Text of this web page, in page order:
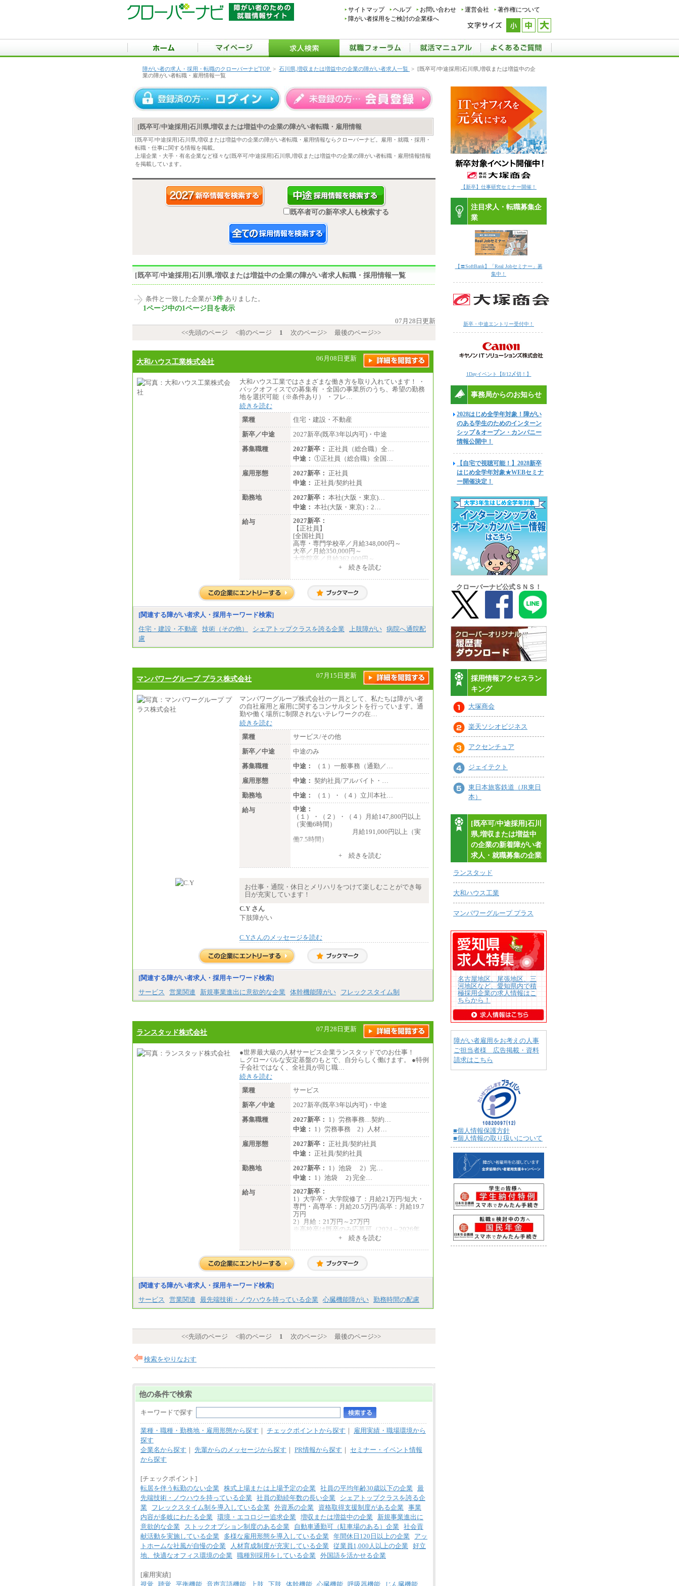
サイトマップ ヘルプ お問い合わせ 運営会社
著作権について
障がい者採用をご検討の企業様へ
障がい者の求人・採用・転職のクローバーナビTOP > 石川県,増収または増益中の企業の障がい者求人一覧 > [既卒可/中途採用]石川県,増収または増益中の企
業の障がい者転職・雇用情報一覧
[既卒可/中途採用]石川県,増収または増益中の企業の障がい者転職・雇用情報
[既卒可/中途採用]石川県,増収または増益中の企業の障がい者転職・雇用情報ならクローバーナビ。雇用・就職・採用・
転職・仕事に関する情報を掲載。
上場企業・大手・有名企業など様々な[既卒可/中途採用]石川県,増収または増益中の企業の障がい者転職・雇用情報情報
を掲載しています。
既卒者可の新卒求人も検索する
[既卒可/中途採用]石川県,増収または増益中の企業の障がい者求人転職・採用情報一覧
条件と一致した企業が 3件 ありました。
1ページ中の1ページ目を表示
07月28日更新
<<先頭のページ
<前のページ 1 次のページ> 最後のページ>>
大和ハウス工業株式会社 06月08日更新
大和ハウス工業ではさまざまな働き方を取り入れています！ ・
バックオフィスでの募集有 ・全国の事業所のうち、希望の勤務
地を選択可能（※条件あり） ・フレ…
続きを読む
業種
住宅・建設・不動産
新卒／中途
2027新卒(既卒3年以内可)・中途
募集職種
2027新卒： 正社員（総合職）全…
中途： ①正社員（総合職）全国…
雇用形態
2027新卒： 正社員
中途： 正社員/契約社員
勤務地
2027新卒： 本社(大阪・東京)…
中途： 本社(大阪・東京)：2…
給与
2027新卒：
【正社員】
[全国社員]
高専・専門学校卒／月給348,000円～
大卒／月給350,000円～
大学院卒／月給362,000円～
[地域社員]月給295,000円～
【正社員】
[全国社員]月給348,000円～
[地域社員]月給295,000円～
+ 続きを読む
[関連する障がい者求人・採用キーワード検索]
住宅・建設・不動産
技術（その他） シェアトップクラスを誇る企業 上肢障がい 病院へ通院配
慮
マンパワーグループ プラス株式会社 07月15日更新
マンパワーグループ株式会社の一員として、私たちは障がい者
の自社雇用と雇用に関するコンサルタントを行っています。通
勤や働く場所に制限されないテレワークの在…
続きを読む
業種
サービス/その他
新卒／中途
中途のみ
募集職種
中途：
（１）一般事務（通勤／…
雇用形態
中途： 契約社員/アルバイト・…
勤務地
中途：
（１）・（４）立川本社…
給与
中途：
（１）・（２）・（４）月給147,800円以上
（実働6時間）
月給191,000円以上（実
働7.5時間）
（３）月給191,000円以上（実働7.5時間）
（５）月給147,800円以上（実働6時間）
時給 1,226円（実働4.5時間）
※基本給に加算して以下手当有（いず
れも時間額換算額）
※全ての求人において試用期間中も給与に変
更はございません。
+ 続きを読む
お仕事・通院・休日とメリハリをつけて楽しむことができ毎
日が充実しています！
C.Y さん
下肢障がい
C.Yさんのメッセージを読む
[関連する障がい者求人・採用キーワード検索]
サービス
営業関連 新規事業進出に意欲的な企業 体幹機能障がい フレックスタイム制
ランスタッド株式会社 07月28日更新
●世界最大級の人材サービス企業ランスタッドでのお仕事！
∟グローバルな安定基盤のもとで、自分らしく働けます。 ●特例
子会社ではなく、全社員が同じ職…
続きを読む
業種
サービス
新卒／中途
2027新卒(既卒3年以内可)・中途
募集職種
2027新卒： 1）労務事務…契約…
中途： 1）労務事務 2）人材…
雇用形態
2027新卒： 正社員/契約社員
中途： 正社員/契約社員
勤務地
2027新卒： 1）池袋 2）完…
中途： 1）池袋 2) 完全…
給与
2027新卒：
1）大学卒・大学院修了：月給21万円/短大・
専門・高専卒：月給20.5万円/高卒：月給19.7
万円
2）月給：21万円～27万円
※高校卒は既卒のみ応募可（2024～2026年
1）月給：21万円～25万円
2）月給：21万円～27万円
+ 続きを読む
[関連する障がい者求人・採用キーワード検索]
サービス
営業関連 最先端技術・ノウハウを持っている企業 心臓機能障がい 勤務時間の配慮
<<先頭のページ <前のページ 1 次のページ> 最後のページ>>
検索をやりなおす
他の条件で検索
キーワードで探す
業種・職種・勤務地・雇用形態から探す ｜ チェックポイントから探す ｜ 雇用実績・職場環境から
探す
企業名から探す ｜ 先輩からのメッセージから探す ｜ PR情報から探す ｜ セミナー・イベント情報
から探す
[チェックポイント]
転居を伴う転勤のない企業 株式上場または上場予定の企業 社員の平均年齢30歳以下の企業 最
先端技術・ノウハウを持っている企業 社員の勤続年数の長い企業
シェアトップクラスを誇る企
業
フレックスタイム制を導入している企業 外資系の企業 資格取得支援制度がある企業 事業
内容が多岐にわたる企業 環境・エコロジー追求企業 増収または増益中の企業
新規事業進出に
意欲的な企業
ストックオプション制度のある企業 自動車通勤可（駐車場のある）企業 社会貢
献活動を実施している企業
多様な雇用形態を導入している企業 年間休日120日以上の企業
アッ
トホームな社風が自慢の企業
人材育成制度が充実している企業 従業員1,000人以上の企業 好立
地、快適なオフィス環境の企業 職種別採用をしている企業 外国語を活かせる企業
[雇用実績]
視覚
聴覚 平衡機能 音声言語機能 上肢 下肢 体幹機能 心臓機能 呼吸器機能
じん臓機能
【新卒】仕事研究セミナー開催！
注目求人・転職募集企
業
【〓SoftBank】「Real Jobセミナー」募
集中！
新卒・中途エントリー受付中！
1Dayイベント【8/12〆切！】
事務局からのお知らせ
2028はじめ全学年対象！障がい
のある学生のためのインターン
シップ＆オープン・カンパニー
情報公開中！
【自宅で視聴可能！】2028新卒
はじめ全学年対象★WEBセミナ
ー開催決定！
クローバーナビ公式ＳＮＳ！
採用情報アクセスラン
キング
大塚商会
楽天ソシオビジネス
アクセンチュア
ジェイテクト
東日本旅客鉄道（JR東日
本）
[既卒可/中途採用]石川
県,増収または増益中
の企業の新着障がい者
求人・就職募集の企業
ランスタッド
大和ハウス工業
マンパワーグループ プラス
名古屋地区、尾張地区、三
河地区など、愛知県内で積
極採用企業の求人情報はこ
ちらから！
障がい者雇用をお考えの人事
ご担当者様 広告掲載・資料
請求はこちら
■個人情報保護方針
■個人情報の取り扱いについて